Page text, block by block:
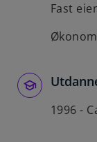
Fast
1996 -